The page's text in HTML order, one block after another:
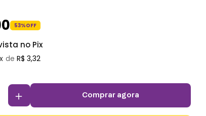
53%OFF
no Pix
R$ 3,32
＋ comprar agora